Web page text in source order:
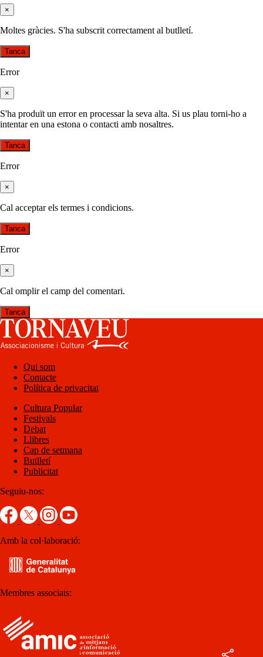
×
Moltes gràcies. S'ha subscrit correctament al butlletí.
Tanca
Error
×
S'ha produït un error en processar la seva alta. Si us plau torni-ho a
intentar en una estona o contacti amb nosaltres.
Tanca
Error
×
Cal acceptar els termes i condicions.
Tanca
Error
×
Cal omplir el camp del comentari.
Tanca
Qui som
Contacte
Política de privacitat
Cultura Popular
Festivals
Debat
Llibres
Cap de setmana
Butlletí
Publicitat
Seguiu-nos:
Amb la col·laboració:
Membres associats: